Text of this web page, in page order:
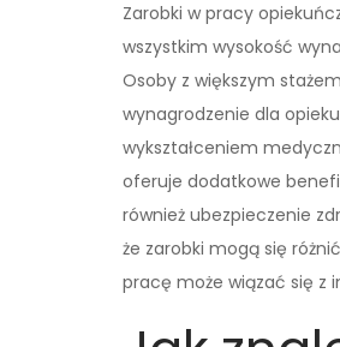
Zarobki w pracy
wszystkim wysokość
Osoby z większym
wynagrodzenie dla
wykształceniem
oferuje dodatkowe
również ubezpieczenie
że zarobki mogą się
pracę może wiązać się z